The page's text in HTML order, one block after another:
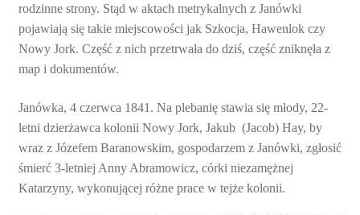
rodzinne strony. Stąd w aktach metrykalnych z Janówki
pojawiają się takie miejscowości jak Szkocja, Hawenlok czy
Nowy Jork. Część z nich przetrwała do dziś, część zniknęła z
map i dokumentów.
Janówka, 4 czerwca 1841. Na plebanię stawia się młody, 22-
letni dzierżawca kolonii Nowy Jork, Jakub (Jacob) Hay, by
wraz z Józefem Baranowskim, gospodarzem z Janówki, zgłosić
śmierć 3-letniej Anny Abramowicz, córki niezamężnej
Katarzyny, wykonującej różne prace w tejże kolonii.